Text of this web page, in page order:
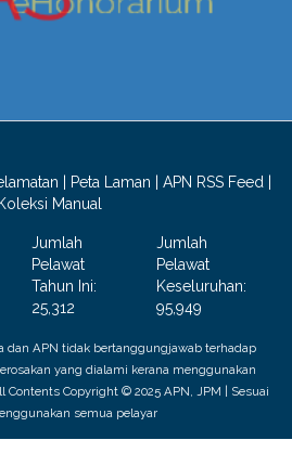
Peta Laman APN RSS Feed
Koleksi Manual
Jumlah
Pelawat
Tahun Ini:
25,312
Jumlah
Pelawat
Keseluruhan:
95,949
dan APN tidak bertanggungjawab terhadap
yang dialami kerana menggunakan
Copyright © 2025 APN, JPM | Sesuai
semua pelayar